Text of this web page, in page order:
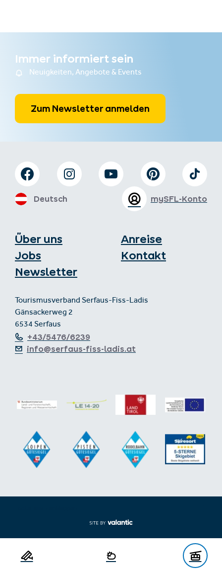
Immer informiert sein
Neuigkeiten, Angebote & Events
Zum Newsletter anmelden
Über uns
Jobs
Newsletter
Anreise
Kontakt
Tourismusverband Serfaus-Fiss-Ladis
Gänsackerweg 2
6534 Serfaus
+43/5476/6239
info@serfaus-fiss-ladis.at
mySFL-Konto
Deutsch